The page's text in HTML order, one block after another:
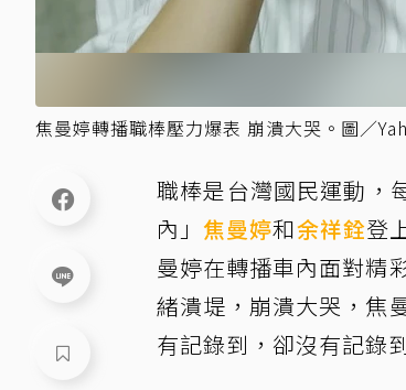
焦曼婷轉播職棒壓力爆表 崩潰大哭。圖／
職棒是台灣國民運動，
內」焦曼婷和余祥銓登
曼婷在轉播車內面對精
緒潰堤，崩潰大哭，焦
有記錄到，卻沒有記錄